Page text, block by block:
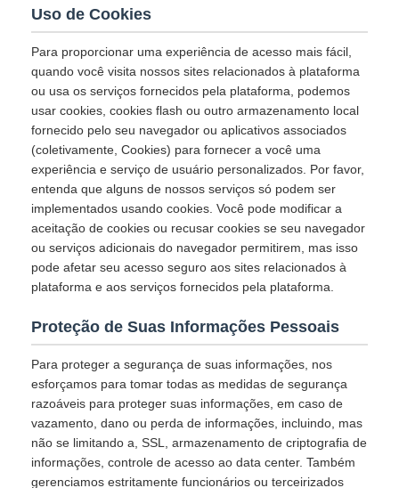
Uso de Cookies
Para proporcionar uma experiência de acesso mais fácil,
quando você visita nossos sites relacionados à plataforma
ou usa os serviços fornecidos pela plataforma, podemos
usar cookies, cookies flash ou outro armazenamento local
fornecido pelo seu navegador ou aplicativos associados
(coletivamente, Cookies) para fornecer a você uma
experiência e serviço de usuário personalizados. Por favor,
entenda que alguns de nossos serviços só podem ser
implementados usando cookies. Você pode modificar a
aceitação de cookies ou recusar cookies se seu navegador
ou serviços adicionais do navegador permitirem, mas isso
pode afetar seu acesso seguro aos sites relacionados à
plataforma e aos serviços fornecidos pela plataforma.
Proteção de Suas Informações Pessoais
Para proteger a segurança de suas informações, nos
esforçamos para tomar todas as medidas de segurança
razoáveis para proteger suas informações, em caso de
vazamento, dano ou perda de informações, incluindo, mas
não se limitando a, SSL, armazenamento de criptografia de
informações, controle de acesso ao data center. Também
gerenciamos estritamente funcionários ou terceirizados